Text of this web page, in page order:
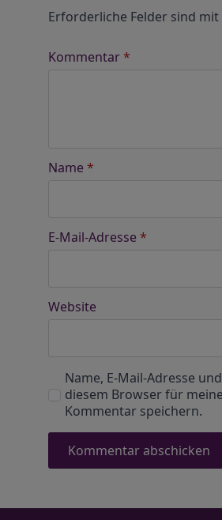
Erforderliche Felder sind mit
Kommentar*
Name *
E-Mail-Adresse *
Website
Name, E-Mail-Adresse
diesem Browser für
Kommentar speichern.